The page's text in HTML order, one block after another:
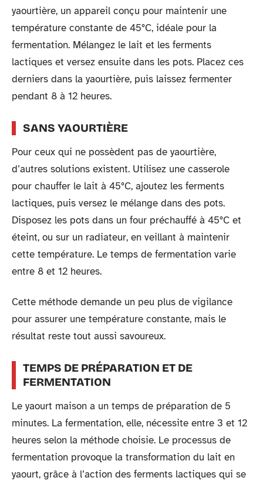
yaourtière, un appareil conçu pour maintenir une
température constante de 45°C, idéale pour la
fermentation. Mélangez le lait et les ferments
lactiques et versez ensuite dans les pots. Placez ces
derniers dans la yaourtière, puis laissez fermenter
pendant 8 à 12 heures.
SANS YAOURTIÈRE
Pour ceux qui ne possèdent pas de yaourtière,
d’autres solutions existent. Utilisez une casserole
pour chauffer le lait à 45°C, ajoutez les ferments
lactiques, puis versez le mélange dans des pots.
Disposez les pots dans un four préchauffé à 45°C et
éteint, ou sur un radiateur, en veillant à maintenir
cette température. Le temps de fermentation varie
entre 8 et 12 heures.
Cette méthode demande un peu plus de vigilance
pour assurer une température constante, mais le
résultat reste tout aussi savoureux.
TEMPS DE PRÉPARATION ET DE
FERMENTATION
Le yaourt maison a un temps de préparation de 5
minutes. La fermentation, elle, nécessite entre 3 et 12
heures selon la méthode choisie. Le processus de
fermentation provoque la transformation du lait en
yaourt, grâce à l’action des ferments lactiques qui se